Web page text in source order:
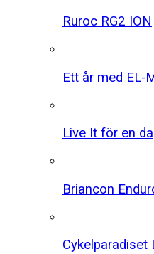
Ruroc RG2 ION
Ett år med EL-
Live It för en
Briancon
Cykelparadiset